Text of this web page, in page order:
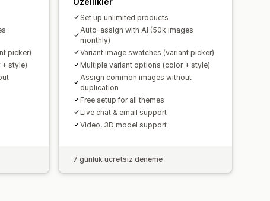
picker)
style)
Set up unlimited products
Auto-assign with AI (50k images
monthly)
Variant image swatches (variant picker)
Multiple variant options (color + style)
Assign common images without
duplication
Free setup for all themes
Live chat & email support
Video, 3D model support
7 günlük ücretsiz deneme